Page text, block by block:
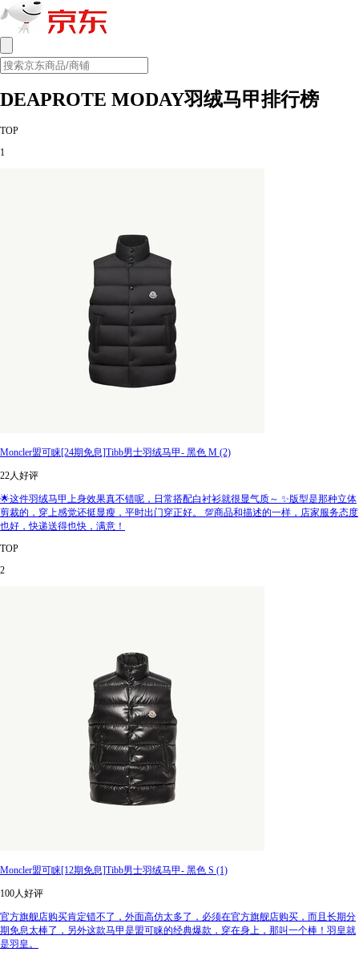
DEAPROTE MODAY羽绒马甲排行榜
TOP
1
Moncler盟可睐[24期免息]Tibb男士羽绒马甲- 黑色 M (2)
22人好评
🌟这件羽绒马甲上身效果真不错呢，日常搭配白衬衫就很显气质～ ✨版型是那种立体
剪裁的，穿上感觉还挺显瘦，平时出门穿正好。 💯商品和描述的一样，店家服务态度
也好，快递送得也快，满意！
TOP
2
Moncler盟可睐[12期免息]Tibb男士羽绒马甲- 黑色 S (1)
100人好评
官方旗舰店购买肯定错不了，外面高仿太多了，必须在官方旗舰店购买，而且长期分
期免息太棒了，另外这款马甲是盟可睐的经典爆款，穿在身上，那叫一个棒！羽皇就
是羽皇。